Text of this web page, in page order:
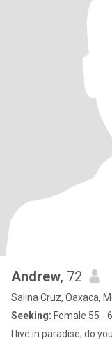
Andrew, 72
Salina Cruz, Oaxaca,
Seeking: Female 55 -
I live in paradise; do